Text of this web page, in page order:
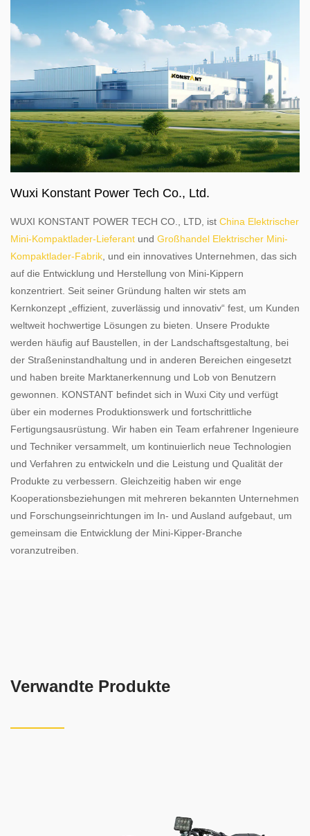
Wuxi Konstant Power Tech Co., Ltd.
WUXI KONSTANT POWER TECH CO., LTD, ist China Elektrischer
Mini-Kompaktlader-Lieferant und Großhandel Elektrischer Mini-
Kompaktlader-Fabrik , und ein innovatives Unternehmen, das sich
auf die Entwicklung und Herstellung von Mini-Kippern
konzentriert. Seit seiner Gründung halten wir stets am
Kernkonzept „effizient, zuverlässig und innovativ“ fest, um Kunden
weltweit hochwertige Lösungen zu bieten. Unsere Produkte
werden häufig auf Baustellen, in der Landschaftsgestaltung, bei
der Straßeninstandhaltung und in anderen Bereichen eingesetzt
und haben breite Marktanerkennung und Lob von Benutzern
gewonnen. KONSTANT befindet sich in Wuxi City und verfügt
über ein modernes Produktionswerk und fortschrittliche
Fertigungsausrüstung. Wir haben ein Team erfahrener Ingenieure
und Techniker versammelt, um kontinuierlich neue Technologien
und Verfahren zu entwickeln und die Leistung und Qualität der
Produkte zu verbessern. Gleichzeitig haben wir enge
Kooperationsbeziehungen mit mehreren bekannten Unternehmen
und Forschungseinrichtungen im In- und Ausland aufgebaut, um
gemeinsam die Entwicklung der Mini-Kipper-Branche
voranzutreiben.
Verwandte Produkte